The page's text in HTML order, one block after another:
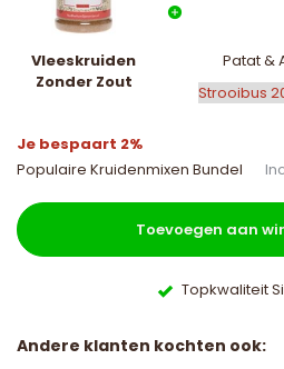
Vleeskruiden
Zonder Zout
Patat &
Je bespaart 2%
Populaire Kruidenmixen Bundel
Toevoegen aan
Topkwaliteit
Andere klanten kochten ook: